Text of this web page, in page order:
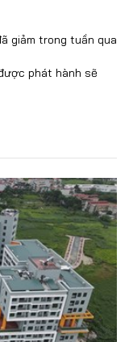
giảm trong tuần qua
phát hành sẽ